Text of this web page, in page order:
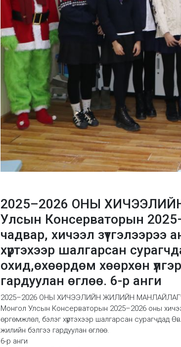
2025–2026 ОНЫ
Улсын Консерваторын
чадвар, хичээл
хүртэхээр шалгарсан
охид,өхөөрдөм хөөрхөн
гардуулан өглөө. 6-р анги
2025–2026 ОНЫ ХИЧЭЭЛИЙН ЖИЛИЙН
Монгол Улсын Консерваторын 2025–2026 оны
өргөмжлөл, бэлэг хүртэхээр шалгарсан сурагчдад
жилийн бэлгээ гардуулан өглөө.
6-р анги